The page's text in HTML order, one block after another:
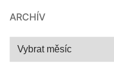
ARCHÍV
Archív